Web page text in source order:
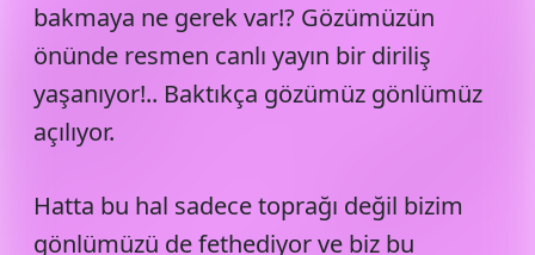
bakmaya ne gerek var!? Gözümüzün
önünde resmen canlı yayın bir diriliş
yaşanıyor!.. Baktıkça gözümüz gönlümüz
açılıyor.
Hatta bu hal sadece toprağı değil bizim
gönlümüzü de fethediyor ve biz bu